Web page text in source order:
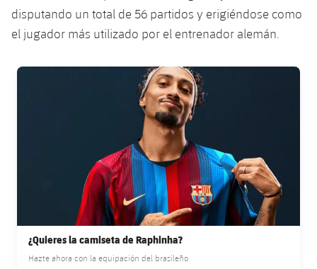
disputando un total de 56 partidos y erigiéndose como
el jugador más utilizado por el entrenador alemán.
FC Barcelona club badge
¿Quieres la camiseta de Raphinha?
Hazte ahora con la equipación del brasileño